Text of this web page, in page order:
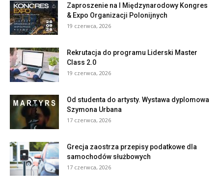
Zaproszenie na I Międzynarodowy Kongres
& Expo Organizacji Polonijnych
19 czerwca, 2026
Rekrutacja do programu Liderski Master
Class 2.0
19 czerwca, 2026
Od studenta do artysty. Wystawa dyplomowa
Szymona Urbana
17 czerwca, 2026
Grecja zaostrza przepisy podatkowe dla
samochodów służbowych
17 czerwca, 2026